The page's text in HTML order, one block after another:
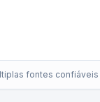
fontes